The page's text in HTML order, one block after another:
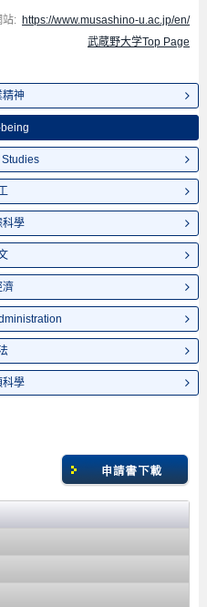
站: https://www.musashino-u.ac.jp/en/
武蔵野大学Top Page
精神
科學
濟
科學